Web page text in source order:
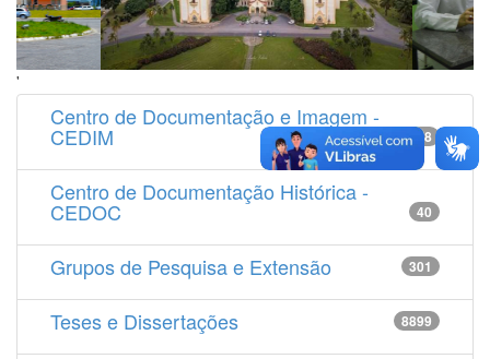
'
Centro de Documentação e Imagem -
CEDIM 14538
Centro de Documentação Histórica -
CEDOC 40
Grupos de Pesquisa e Extensão 301
Teses e Dissertações 8899